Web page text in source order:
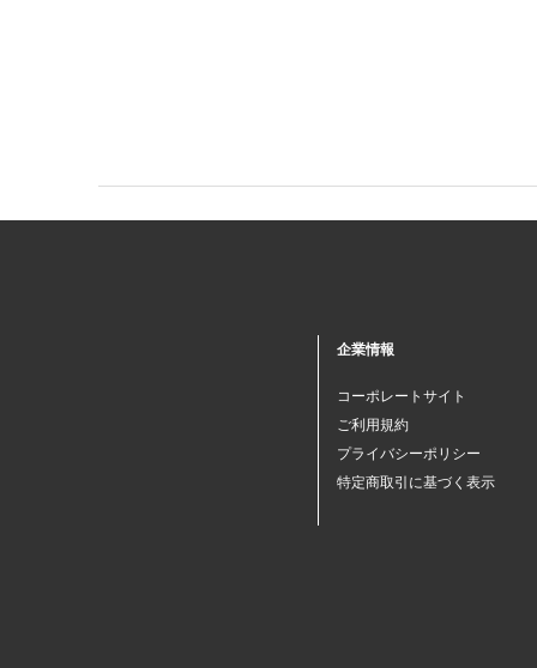
企業情報
コーポレートサイト
ご利用規約
プライバシーポリシー
特定商取引に基づく表示